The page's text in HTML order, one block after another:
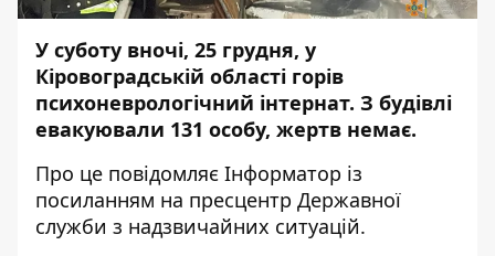
У суботу вночі, 25 грудня, у
Кіровоградській області горів
психоневрологічний інтернат. З будівлі
евакуювали 131 особу, жертв немає.
Про це повідомляє Інформатор із
посиланням на пресцентр Державної
служби з надзвичайних ситуацій.